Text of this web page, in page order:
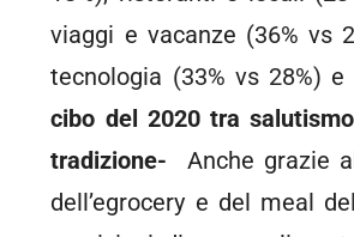
viaggi e vacanze (36% vs
tecnologia (33% vs 28%)
cibo del 2020 tra
tradizione- Anche grazie
dell’egrocery e del meal